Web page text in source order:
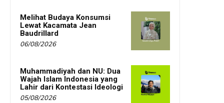
Melihat Budaya Konsumsi
Lewat Kacamata Jean
Baudrillard
06/08/2026
Muhammadiyah dan NU: Dua
Wajah Islam Indonesia yang
Lahir dari Kontestasi Ideologi
05/08/2026